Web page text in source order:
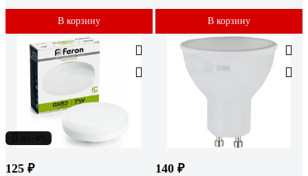
В корзину В корзину
125 ₽ 140 ₽